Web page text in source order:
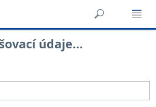
údaje…